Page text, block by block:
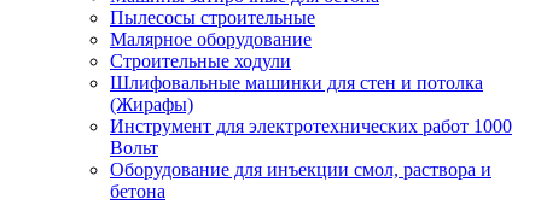
Пылесосы строительные
Малярное оборудование
Строительные ходули
Шлифовальные машинки для стен и потолка
(Жирафы)
Инструмент для электротехнических работ 1000
Вольт
Оборудование для инъекции смол, раствора и
бетона